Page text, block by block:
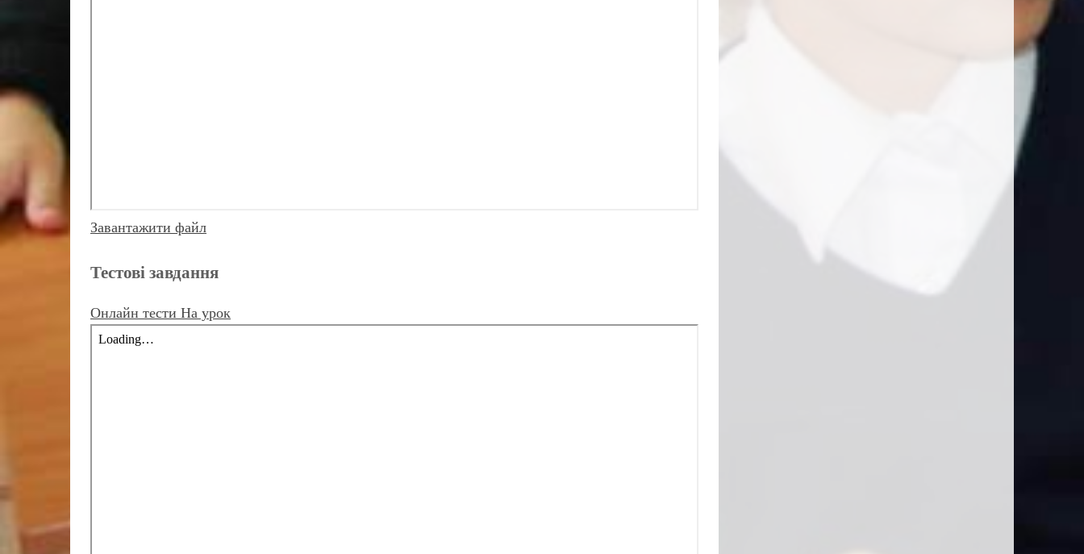
Завантажити файл
Тестові завдання
Онлайн тести На урок